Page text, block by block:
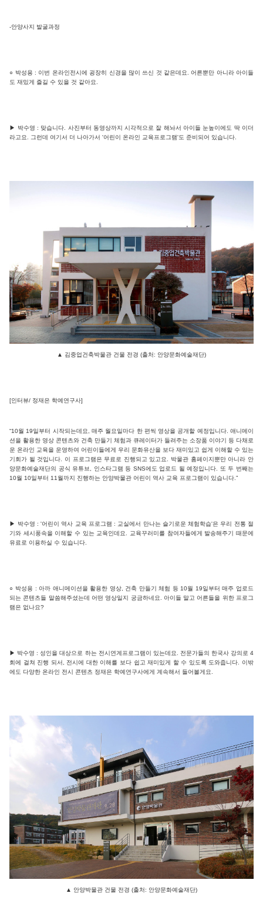
-안양사지 발굴과정
○ 박성용 : 이번 온라인전시에 굉장히 신경을 많이 쓰신 것 같은데요. 어른뿐만 아니라 아이들
도 재밌게 즐길 수 있을 것 같아요.
▶ 박수영 : 맞습니다. 사진부터 동영상까지 시각적으로 잘 해놔서 아이들 눈높이에도 딱 이더
라고요. 그런데 여기서 더 나아가서 '어린이 온라인 교육프로그램'도 준비되어 있습니다.
▲ 김중업건축박물관 건물 전경 (출처: 안양문화예술재단)
[인터뷰/ 정재은 학예연구사]
“10월 19일부터 시작되는데요, 매주 월요일마다 한 편씩 영상을 공개할 예정입니다. 애니메이
션을 활용한 영상 콘텐츠와 건축 만들기 체험과 큐레이터가 들려주는 소장품 이야기 등 다채로
운 온라인 교육을 운영하여 어린이들에게 우리 문화유산을 보다 재미있고 쉽게 이해할 수 있는
기회가 될 것입니다. 이 프로그램은 무료로 진행되고 있고요. 박물관 홈페이지뿐만 아니라 안
양문화예술재단의 공식 유튜브, 인스타그램 등 SNS에도 업로드 될 예정입니다. 또 두 번째는
10월 10일부터 11월까지 진행하는 안양박물관 어린이 역사 교육 프로그램이 있습니다.”
▶ 박수영 : '어린이 역사 교육 프로그램 : 교실에서 만나는 슬기로운 체험학습'은 우리 전통 절
기와 세시풍속을 이해할 수 있는 교육인데요. 교육꾸러미를 참여자들에게 발송해주기 때문에
유료로 이용하실 수 있습니다.
○ 박성용 : 아까 애니메이션을 활용한 영상, 건축 만들기 체험 등 10월 19일부터 매주 업로드
되는 콘텐츠들 말씀해주셨는데 어떤 영상일지 궁금하네요. 아이들 말고 어른들을 위한 프로그
램은 없나요?
▶ 박수영 : 성인을 대상으로 하는 전시연계프로그램이 있는데요. 전문가들의 한국사 강의로 4
회에 걸쳐 진행 되서, 전시에 대한 이해를 보다 쉽고 재미있게 할 수 있도록 도와줍니다. 이밖
에도 다양한 온라인 전시 콘텐츠 정재은 학예연구사에게 계속해서 들어볼게요.
▲ 안양박물관 건물 전경 (출처: 안양문화예술재단)